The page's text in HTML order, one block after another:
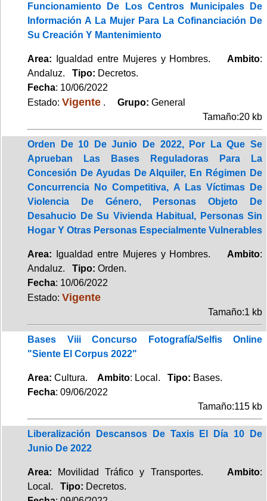
Funcionamiento De Los Centros Municipales De
Información A La Mujer Para La Cofinanciación De
Su Creación Y Mantenimiento
Area: Igualdad entre Mujeres y Hombres. Ambito:
Andaluz. Tipo: Decretos.
Fecha: 10/06/2022
Estado: Vigente . Grupo: General
Tamaño:20 kb
Orden De 10 De Junio De 2022, Por La Que Se
Aprueban Las Bases Reguladoras Para La
Concesión De Ayudas De Alquiler, En Régimen De
Concurrencia No Competitiva, A Las Víctimas De
Violencia De Género, Personas Objeto De
Desahucio De Su Vivienda Habitual, Personas Sin
Hogar Y Otras Personas Especialmente Vulnerables
Area: Igualdad entre Mujeres y Hombres. Ambito:
Andaluz. Tipo: Orden.
Fecha: 10/06/2022
Estado: Vigente
Tamaño:1 kb
Bases Viii Concurso Fotografía/Selfis Online
"Siente El Corpus 2022"
Area: Cultura. Ambito: Local. Tipo: Bases.
Fecha: 09/06/2022
Tamaño:115 kb
Liberalización Descansos De Taxis El Día 10 De
Junio De 2022
Area: Movilidad Tráfico y Transportes. Ambito:
Local. Tipo: Decretos.